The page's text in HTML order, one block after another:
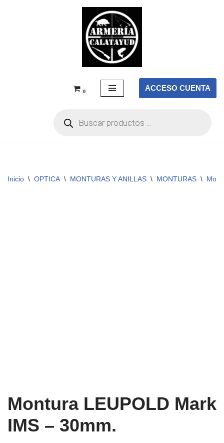
0 ACCESO CUENTA
Inicio \ OPTICA \ MONTURAS Y ANILLAS \ MONTURAS \
Montura LEUPOLD Mark
IMS – 30mm.